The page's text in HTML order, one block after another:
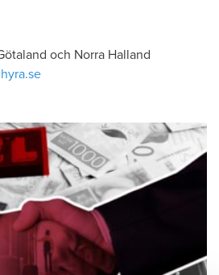
och Norra Halland